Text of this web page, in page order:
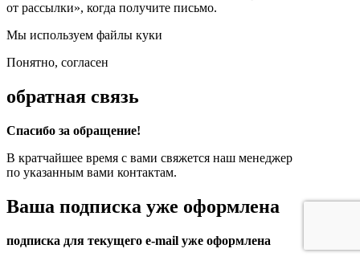
от рассылки», когда получите письмо.
Мы используем файлы куки
Понятно, согласен
обратная связь
Спасибо за обращение!
В кратчайшее время с вами свяжется наш менеджер
по указанным вами контактам.
Ваша подписка уже оформлена
подписка для текущего e-mail уже оформлена